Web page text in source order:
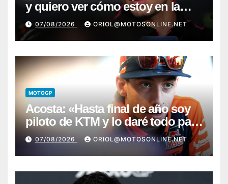
y quiero ver cómo estoy en la
moto; desde Aragón será una
guerra»
07/08/2026 ORIOL@MOTOSONLINE.NET
MOTOGP
Acosta: «Hasta final de año soy
piloto de KTM y lo daré todo para
conseguir mi primera victoria»
07/08/2026 ORIOL@MOTOSONLINE.NET